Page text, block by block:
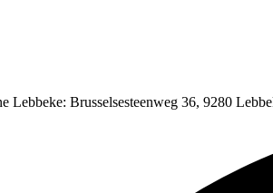
Lebbeke: Brusselsesteenweg 36, 9280